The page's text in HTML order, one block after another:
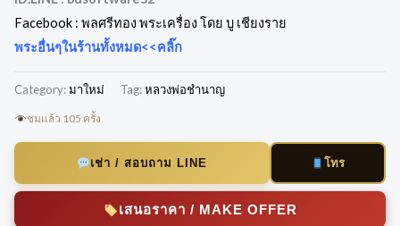
Facebook : พลศรีทอง พระเครื่อง โดย บู เชียงราย
พระอื่นๆในร้านทั้งหมด<<คลิ๊ก
Category:มาใหม่ Tag:หลวงพ่อชำนาญ
ชมแล้ว 105 ครั้ง
เช่า / สอบถาม LINE โทร
เสนอราคา / MAKE OFFER